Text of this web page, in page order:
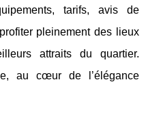
tarifs, avis de
pleinement des lieux
attraits du quartier.
au cœur de l’élégance